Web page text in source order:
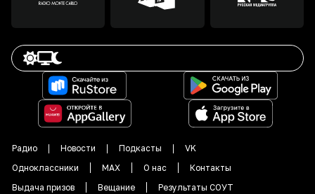
Радио Новости Подкасты
VK
Одноклассники
MAX О нас
Контакты
Выдача призов
Вещание Результаты СОУТ